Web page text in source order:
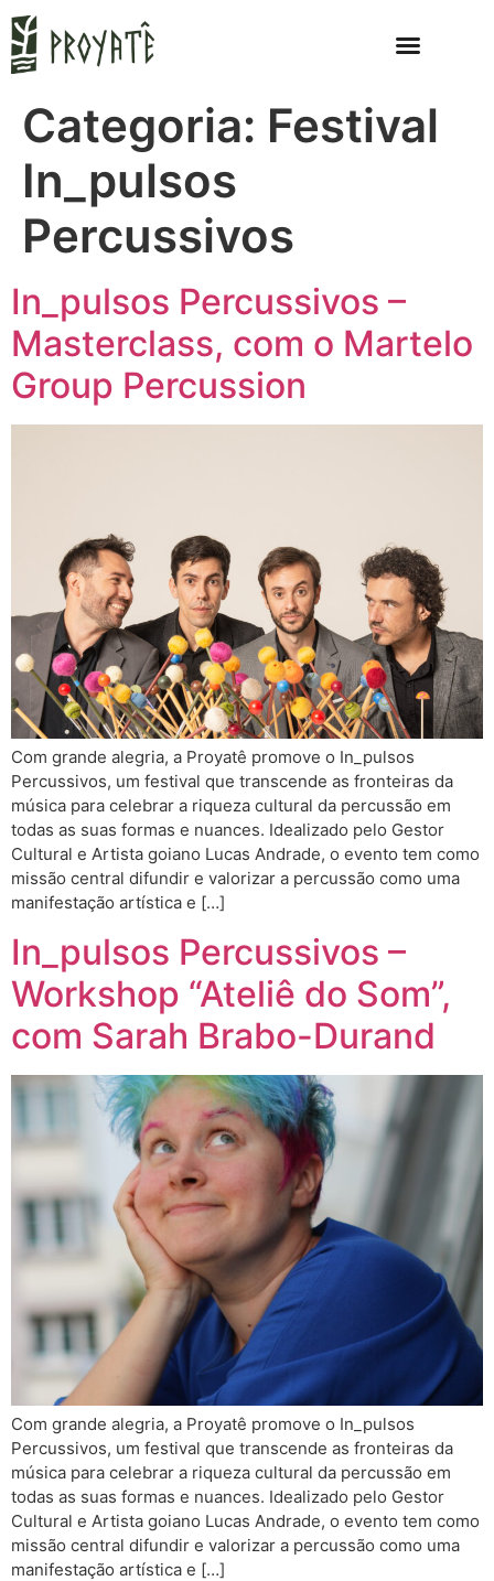
Categoria: Festival
In_pulsos
Percussivos
In_pulsos Percussivos –
Masterclass, com o Martelo
Group Percussion
Com grande alegria, a Proyatê promove o In_pulsos
Percussivos, um festival que transcende as fronteiras da
música para celebrar a riqueza cultural da percussão em
todas as suas formas e nuances. Idealizado pelo Gestor
Cultural e Artista goiano Lucas Andrade, o evento tem como
missão central difundir e valorizar a percussão como uma
manifestação artística e […]
In_pulsos Percussivos –
Workshop “Ateliê do Som”,
com Sarah Brabo-Durand
Com grande alegria, a Proyatê promove o In_pulsos
Percussivos, um festival que transcende as fronteiras da
música para celebrar a riqueza cultural da percussão em
todas as suas formas e nuances. Idealizado pelo Gestor
Cultural e Artista goiano Lucas Andrade, o evento tem como
missão central difundir e valorizar a percussão como uma
manifestação artística e […]